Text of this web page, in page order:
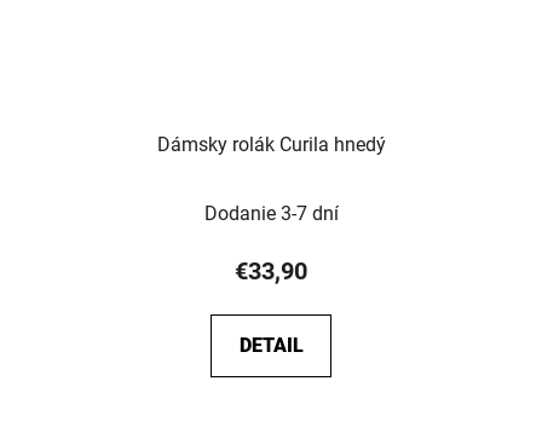
Dámsky rolák Curila hnedý
Dodanie 3-7 dní
€33,90
DETAIL